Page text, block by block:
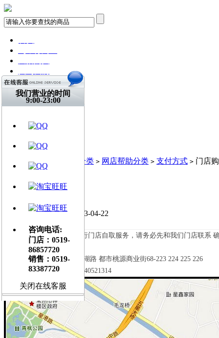
关注微博
视频网站
文章资讯
交流平台
乐器周边
当前位置: 系统分类 > 网店帮助分类 > 支付方式 > 门店
门店购买
飞琴行FLYMUSIC / 2013-04-22
] [ 小
您也可以选择 到我们飞琴行门店自取服务，请务必先和我们门店联系
地址：江苏常州 钟楼区 星湖路 都市桃源商业街68-223 224 225 226
电话：0519-86857720 15240521314
我们营业的时间
9:00-23:00
咨询电话:
门店：0519-
86857720
销售：0519-
83387720
关闭在线客服